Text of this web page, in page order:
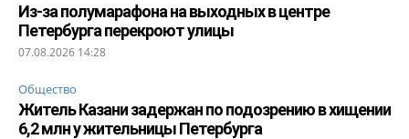
Из-за полумарафона на выходных в центре
Петербурга перекроют улицы
07.08.2026 14:28
Общество
Житель Казани задержан по подозрению в хищении
6,2 млн у жительницы Петербурга